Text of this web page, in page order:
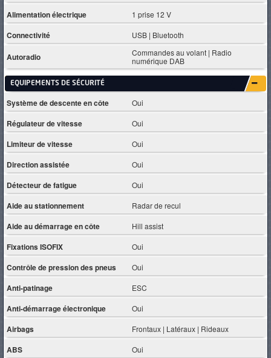
Alimentation électrique 1 prise 12 V
Connectivité USB | Bluetooth
Autoradio
Commandes au volant | Radio
numérique DAB
EQUIPEMENTS DE SÉCURITÉ
Système de descente en côte Oui
Régulateur de vitesse Oui
Limiteur de vitesse Oui
Direction assistée Oui
Détecteur de fatigue Oui
Aide au stationnement Radar de recul
Aide au démarrage en côte Hill assist
Fixations ISOFIX Oui
Contrôle de pression des pneus Oui
Anti-patinage ESC
Anti-démarrage électronique Oui
Airbags Frontaux | Latéraux | Rideaux
ABS Oui